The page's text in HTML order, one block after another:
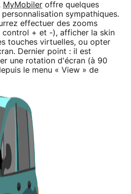
MyMobiler offre quelques
sympathiques.
effectuer des zooms
control + et -), afficher la skin
touches virtuelles, ou opter
Dernier point : il est
une rotation d'écran (à 90
le menu « View » de